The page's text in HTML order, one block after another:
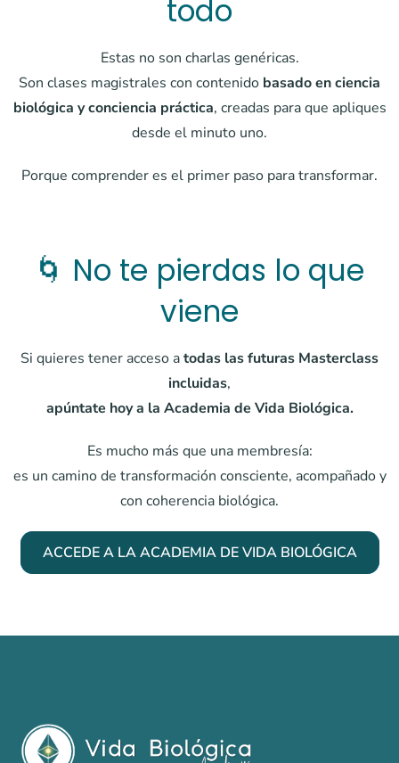
todo
Estas no son charlas genéricas.
Son clases magistrales con contenido basado en ciencia
biológica y conciencia práctica, creadas para que apliques
desde el minuto uno.
Porque comprender es el primer paso para transformar.
🌀 No te pierdas lo que
viene
Si quieres tener acceso atodas las futuras Masterclass
incluidas,
apúntate hoy a la Academia de Vida Biológica.
Es mucho más que una membresía:
es un camino de transformación consciente, acompañado y
con coherencia biológica.
ACCEDE A LA ACADEMIA DE VIDA BIOLÓGICA